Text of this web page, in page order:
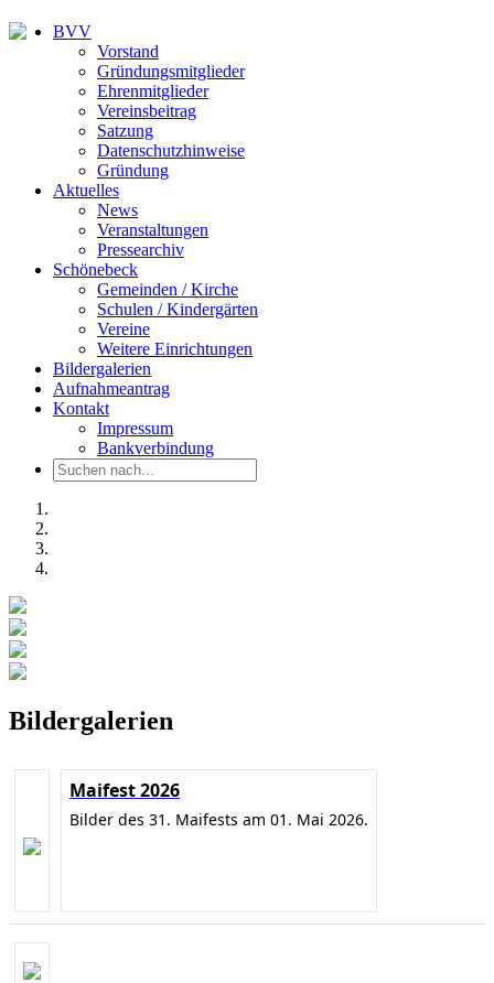
BVV
Vorstand
Gründungsmitglieder
Ehrenmitglieder
Vereinsbeitrag
Satzung
Datenschutzhinweise
Gründung
Aktuelles
News
Veranstaltungen
Pressearchiv
Schönebeck
Gemeinden / Kirche
Schulen / Kindergärten
Vereine
Weitere Einrichtungen
Bildergalerien
Aufnahmeantrag
Kontakt
Impressum
Bankverbindung
Bildergalerien
Maifest 2026
Bilder des 31. Maifests am 01. Mai 2026.